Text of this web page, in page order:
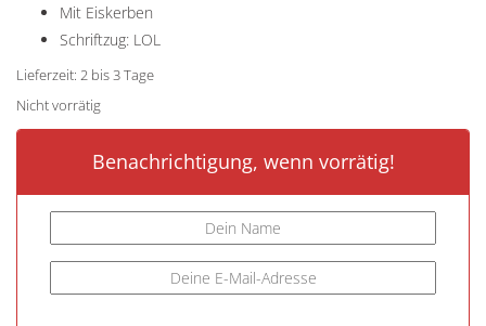
Mit Eiskerben
Schriftzug: LOL
Lieferzeit: 2 bis 3 Tage
Nicht vorrätig
Benachrichtigung, wenn vorrätig!